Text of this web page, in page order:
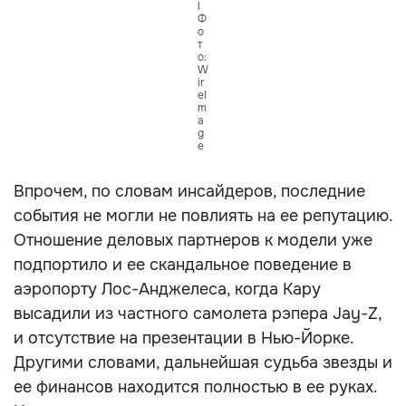
l
Ф
о
т
о:
W
ir
eI
m
a
g
e
Впрочем, по словам инсайдеров, последние
события не могли не повлиять на ее репутацию.
Отношение деловых партнеров к модели уже
подпортило и ее скандальное поведение в
аэропорту Лос-Анджелеса, когда Кару
высадили из частного самолета рэпера Jay-Z,
и отсутствие на презентации в Нью-Йорке.
Другими словами, дальнейшая судьба звезды и
ее финансов находится полностью в ее руках.